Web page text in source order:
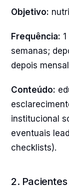
Objetivo:
Frequência:
semanas;
depois
Conteúdo:
institucional
eventuais
checklists).
2.